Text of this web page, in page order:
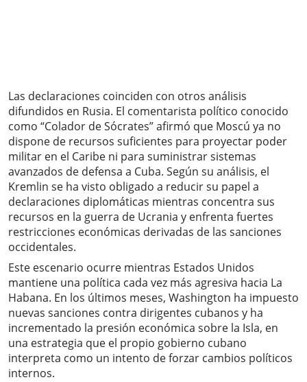
Las declaraciones coinciden con otros análisis
difundidos en Rusia. El comentarista político conocido
como “Colador de Sócrates” afirmó que Moscú ya no
dispone de recursos suficientes para proyectar poder
militar en el Caribe ni para suministrar sistemas
avanzados de defensa a Cuba. Según su análisis, el
Kremlin se ha visto obligado a reducir su papel a
declaraciones diplomáticas mientras concentra sus
recursos en la guerra de Ucrania y enfrenta fuertes
restricciones económicas derivadas de las sanciones
occidentales.
Este escenario ocurre mientras Estados Unidos
mantiene una política cada vez más agresiva hacia La
Habana. En los últimos meses, Washington ha impuesto
nuevas sanciones contra dirigentes cubanos y ha
incrementado la presión económica sobre la Isla, en
una estrategia que el propio gobierno cubano
interpreta como un intento de forzar cambios políticos
internos.